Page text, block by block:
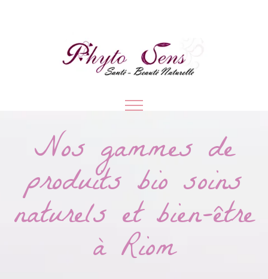
Nos gammes de
produits bio soins
naturels et bien-être
à Riom